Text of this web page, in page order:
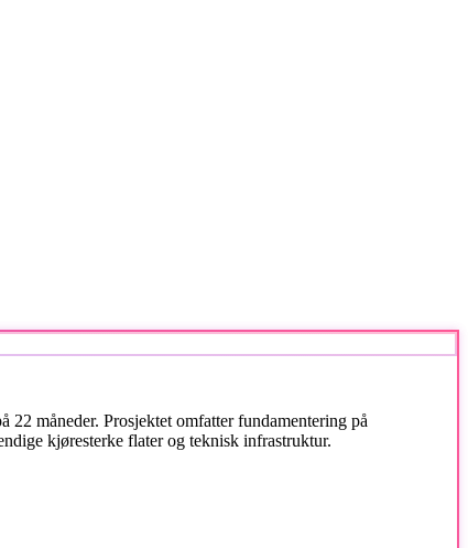
måneder. Prosjektet omfatter fundamentering på
kjøresterke flater og teknisk infrastruktur.